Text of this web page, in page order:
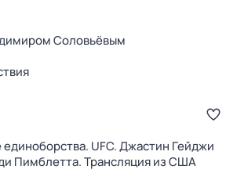
Соловьёвым
UFC. Джастин Гейджи
Пимблетта. Трансляция из США